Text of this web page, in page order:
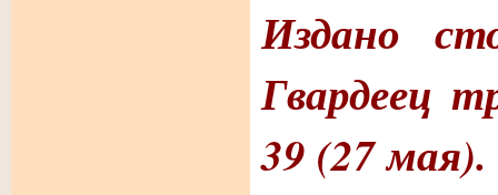
Издано
Гвардеец
39 (27